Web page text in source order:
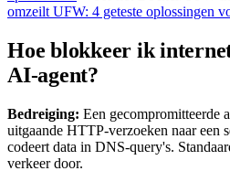
omzeilt UFW: 4 geteste oplossingen
Hoe blokkeer ik
AI-agent?
Bedreiging: Een gecompromitteerde
uitgaande HTTP-verzoeken naar een
codeert data in DNS-query's.
verkeer door.